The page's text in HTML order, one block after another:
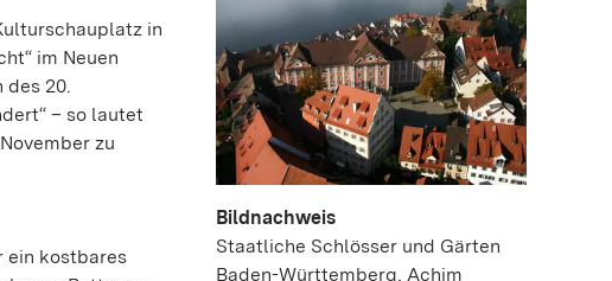
in
im Neuen
des 20.
– so lautet
zu
ein kostbares
Bildnachweis
Staatliche Schlösser und Gärten
Baden-Württemberg, Achim